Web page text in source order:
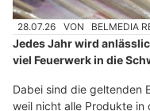
28.07.26 VON BELMEDIA
Jedes Jahr wird
viel Feuerwerk in die
Dabei sind die geltenden
weil nicht alle Produkte in